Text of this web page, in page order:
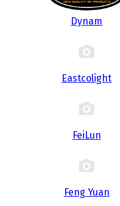
Dynam
Eastcolight
FeiLun
Feng Yuan